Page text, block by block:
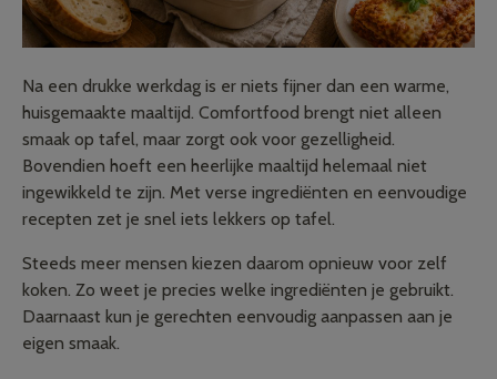
Na een drukke werkdag is er niets fijner dan een warme,
huisgemaakte maaltijd. Comfortfood brengt niet alleen
smaak op tafel, maar zorgt ook voor gezelligheid.
Bovendien hoeft een heerlijke maaltijd helemaal niet
ingewikkeld te zijn. Met verse ingrediënten en eenvoudige
recepten zet je snel iets lekkers op tafel.
Steeds meer mensen kiezen daarom opnieuw voor zelf
koken. Zo weet je precies welke ingrediënten je gebruikt.
Daarnaast kun je gerechten eenvoudig aanpassen aan je
eigen smaak.